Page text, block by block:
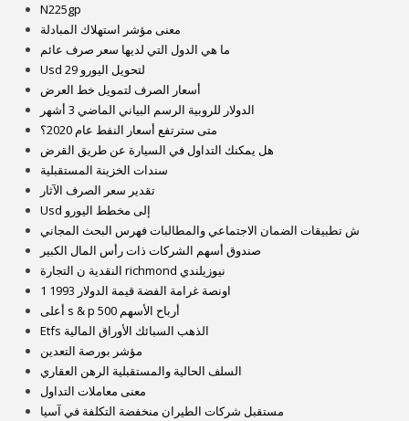
N225gp
معنى مؤشر استهلاك المبادلة
ما هي الدول التي لديها سعر صرف عائم
Usd لتحويل اليورو 29
أسعار الصرف لتمويل خط العرض
الدولار للروبية الرسم البياني الماضي 3 أشهر
متى سترتفع أسعار النفط عام 2020؟
هل يمكنك التداول في السيارة عن طريق القرض
سندات الخزينة المستقبلية
تقدير سعر الصرف الآثار
Usd إلى مخطط اليورو
ش تطبيقات الضمان الاجتماعي والمطالبات فهرس البحث المجاني
صندوق أسهم الشركات ذات رأس المال الكبير
النقدية ن التجارة richmond نيوزيلندي
1 اونصة غرامة الفضة قيمة الدولار 1993
أعلى s & p 500 أرباح الأسهم
Etfs الذهب السبائك الأوراق المالية
مؤشر بورصة التعدين
السلف الحالية والمستقبلية الرهن العقاري
معنى معاملات التداول
مستقبل شركات الطيران منخفضة التكلفة في آسيا